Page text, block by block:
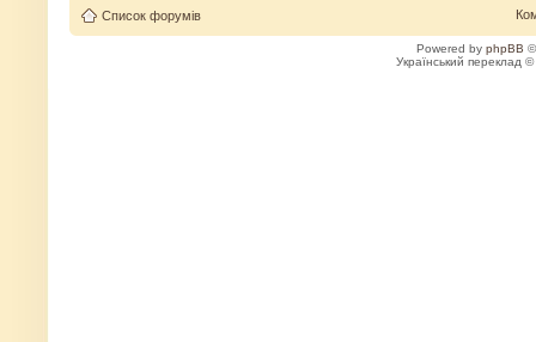
Список форумів
Powered by phpBB
Український переклад